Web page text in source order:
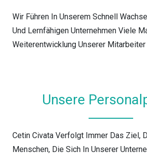
Wir Führen In Unserem Schnell
Und Lernfähigen Unternehmen Viele
Weiterentwicklung Unserer Mitarbeiter
Unsere
Cetin Civata Verfolgt Immer Das Ziel,
Menschen, Die Sich In Unserer